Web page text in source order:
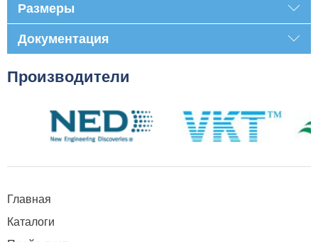
Размеры
Документация
Производители
Главная
Каталоги